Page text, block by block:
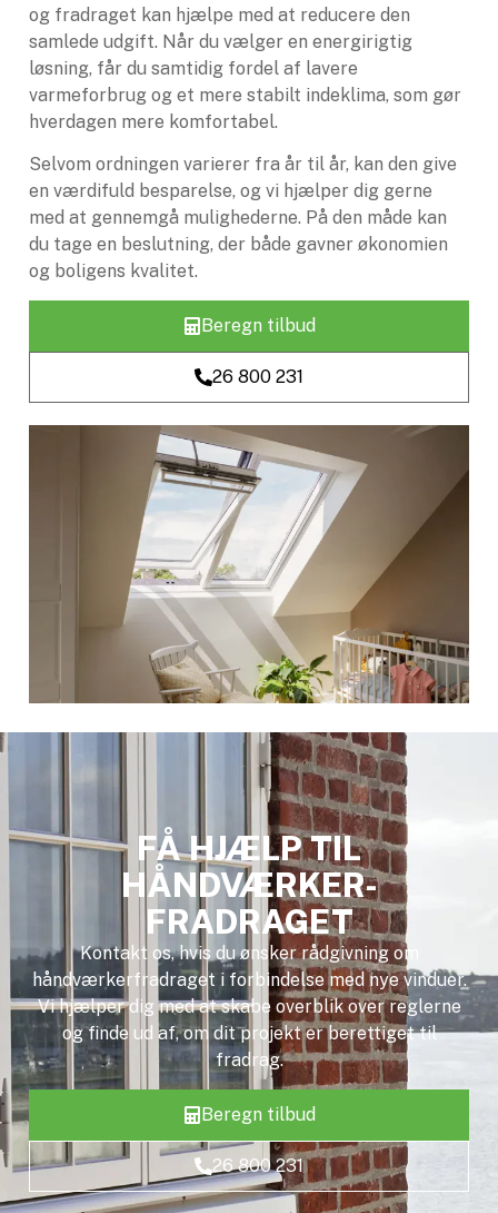
og fradraget kan hjælpe med at reducere den
samlede udgift. Når du vælger en energirigtig
løsning, får du samtidig fordel af lavere
varmeforbrug og et mere stabilt indeklima, som gør
hverdagen mere komfortabel.
Selvom ordningen varierer fra år til år, kan den give
en værdifuld besparelse, og vi hjælper dig gerne
med at gennemgå mulighederne. På den måde kan
du tage en beslutning, der både gavner økonomien
og boligens kvalitet.
Beregn tilbud
26 800 231
FÅ HJÆLP TIL
HÅNDVÆRKER-
FRADRAGET
Kontakt os, hvis du ønsker rådgivning om
håndværkerfradraget i forbindelse med nye vinduer.
Vi hjælper dig med at skabe overblik over reglerne
og finde ud af, om dit projekt er berettiget til
fradrag.
Beregn tilbud
26 800 231